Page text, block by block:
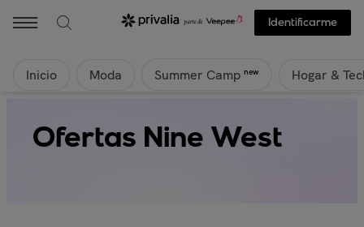
Identificarme
Inicio Moda Summer Camp new Hogar &
Ofertas Nine West